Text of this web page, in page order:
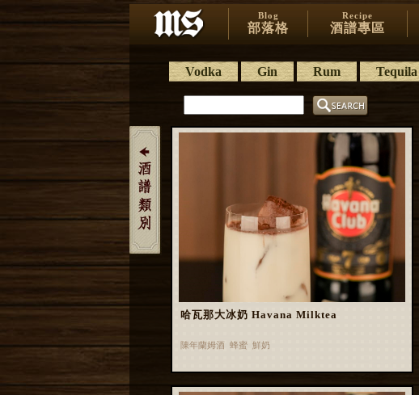
Blog
部落格
Recipe
酒譜專區
Vodka Gin Rum Tequila
哈瓦那大冰奶 Havana Milktea
陳年蘭姆酒 蜂蜜 鮮奶